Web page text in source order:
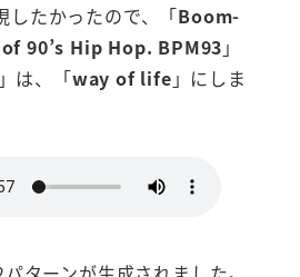
したかったので、「Boom-
90’s Hip Hop. BPM93 」
は、「way of life 」にしま